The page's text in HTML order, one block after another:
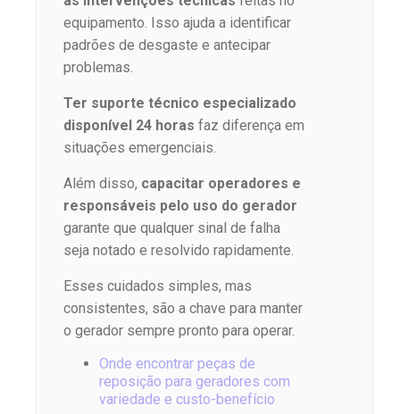
equipamento. Isso ajuda a identificar
padrões de desgaste e antecipar
problemas.
Ter suporte técnico especializado
disponível 24 horas faz diferença em
situações emergenciais.
Além disso, capacitar operadores e
responsáveis pelo uso do gerador
garante que qualquer sinal de falha
seja notado e resolvido rapidamente.
Esses cuidados simples, mas
consistentes, são a chave para manter
o gerador sempre pronto para operar.
Onde encontrar peças de
reposição para geradores com
variedade e custo-benefício